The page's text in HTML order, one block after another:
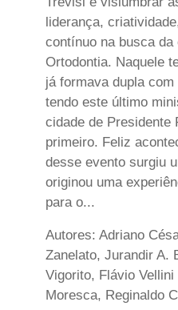
liderança,
contínuo na busca da
Ortodontia. Naquele
já formava dupla
tendo este último
cidade de Presidente
primeiro. Feliz
desse evento surgiu
originou uma
para o...
Autores: Adriano
Zanelato, Jurandir A.
Vigorito, Flávio
Moresca, Reginaldo